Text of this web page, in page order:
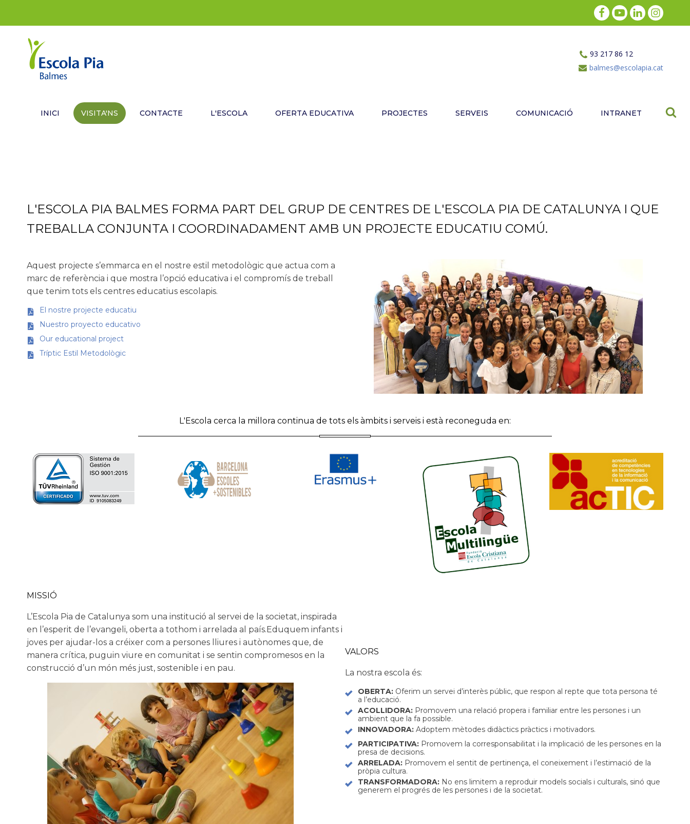
93 217 86 12
balmes@escolapia.cat
INICI VISITA'NS CONTACTE L'ESCOLA OFERTA EDUCATIVA PROJECTES SERVEIS COMUNICACIÓ INTRANET
L'ESCOLA PIA BALMES FORMA PART DEL GRUP DE CENTRES DE L'ESCOLA PIA DE CATALUNYA I QUE
TREBALLA CONJUNTA I COORDINADAMENT AMB UN PROJECTE EDUCATIU COMÚ.
Aquest projecte s’emmarca en el nostre estil metodològic que actua com a
marc de referència i que mostra l’opció educativa i el compromís de treball
que tenim tots els centres educatius escolapis.
El nostre projecte educatiu
Nuestro proyecto educativo
Our educational project
Tríptic Estil Metodològic
L'Escola cerca la millora continua de tots els àmbits i serveis i està reconeguda en:
MISSIÓ
L’Escola Pia de Catalunya som una institució al servei de la societat, inspirada
en l’esperit de l’evangeli, oberta a tothom i arrelada al país.Eduquem infants i
joves per ajudar-los a créixer com a persones lliures i autònomes que, de
manera crítica, puguin viure en comunitat i se sentin compromesos en la
construcció d’un món més just, sostenible i en pau.
VALORS
La nostra escola és:
OBERTA: Oferim un servei d’interès públic, que respon al repte que tota persona té
a l’educació.
ACOLLIDORA: Promovem una relació propera i familiar entre les persones i un
ambient que la fa possible.
INNOVADORA: Adoptem mètodes didàctics pràctics i motivadors.
PARTICIPATIVA: Promovem la corresponsabilitat i la implicació de les persones en la
presa de decisions.
ARRELADA: Promovem el sentit de pertinença, el coneixement i l’estimació de la
pròpia cultura.
TRANSFORMADORA: No ens limitem a reproduir models socials i culturals, sinó que
generem el progrés de les persones i de la societat.